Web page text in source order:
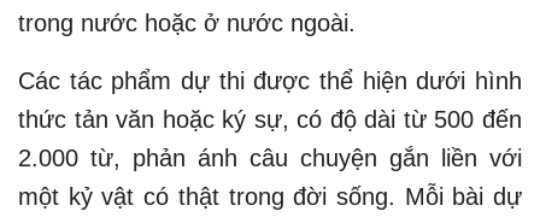
trong nước hoặc ở nước ngoài.
Các tác phẩm dự thi được thể hiện dưới hình
thức tản văn hoặc ký sự, có độ dài từ 500 đến
2.000 từ, phản ánh câu chuyện gắn liền với
một kỷ vật có thật trong đời sống. Mỗi bài dự